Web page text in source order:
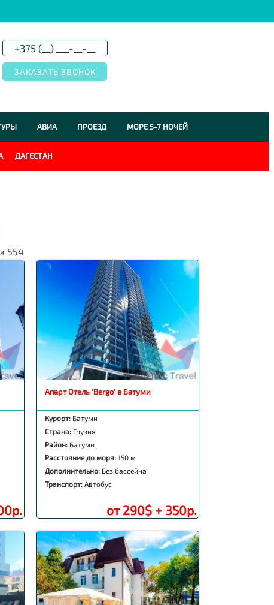
АВИА ПРОЕЗД МОРЕ 5-7 НОЧЕЙ
ДАГЕСТАН
554
Апарт Отель 'Bergo' в Батуми
Курорт: Батуми
Страна: Грузия
Район: Батуми
Расстояние до моря:150 м
Дополнительно: Без бассейна
Транспорт:Автобус
от 290$ + 350р.